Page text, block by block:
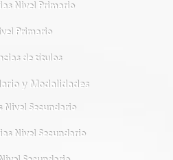
Nivel Primario
Primario
de títulos
y Modalidades
Nivel Secundario
Nivel Secundario